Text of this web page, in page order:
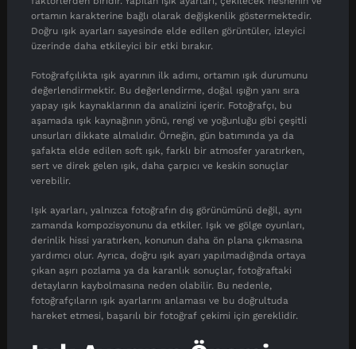
ortamın karakterine bağlı olarak değişkenlik göstermektedir.
Doğru ışık ayarları sayesinde elde edilen görüntüler, izleyici
üzerinde daha etkileyici bir etki bırakır.
Fotoğrafçılıkta ışık ayarının ilk adımı, ortamın ışık durumunu
değerlendirmektir. Bu değerlendirme, doğal ışığın yanı sıra
yapay ışık kaynaklarının da analizini içerir. Fotoğrafçı, bu
aşamada ışık kaynağının yönü, rengi ve yoğunluğu gibi çeşitli
unsurları dikkate almalıdır. Örneğin, gün batımında ya da
şafakta elde edilen soft ışık, farklı bir atmosfer yaratırken,
sert ve direk gelen ışık, daha çarpıcı ve keskin sonuçlar
verebilir.
Işık ayarları, yalnızca fotoğrafın dış görünümünü değil, aynı
zamanda kompozisyonunu da etkiler. Işık ve gölge oyunları,
derinlik hissi yaratırken, konunun daha ön plana çıkmasına
yardımcı olur. Ayrıca, doğru ışık ayarı yapılmadığında ortaya
çıkan aşırı pozlama ya da karanlık sonuçlar, fotoğraftaki
detayların kaybolmasına neden olabilir. Bu nedenle,
fotoğrafçıların ışık ayarlarını anlaması ve bu doğrultuda
hareket etmesi, başarılı bir fotoğraf çekimi için gereklidir.